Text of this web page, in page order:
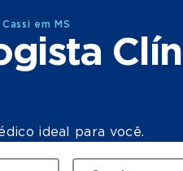
em MS
ideal para você.